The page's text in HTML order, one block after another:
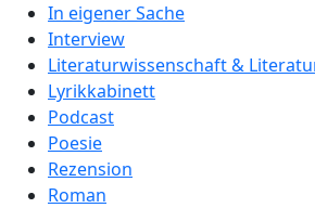
In eigener Sache
Interview
Literaturwissenschaft &
Lyrikkabinett
Podcast
Poesie
Rezension
Roman